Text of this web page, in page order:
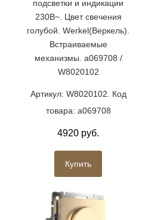
подсветки и индикации
230В~. Цвет свечения
голубой. Werkel(Веркель).
Встраиваемые
механизмы. a069708 /
W8020102
Артикул: W8020102. Код
товара: a069708
4920 руб.
Купить